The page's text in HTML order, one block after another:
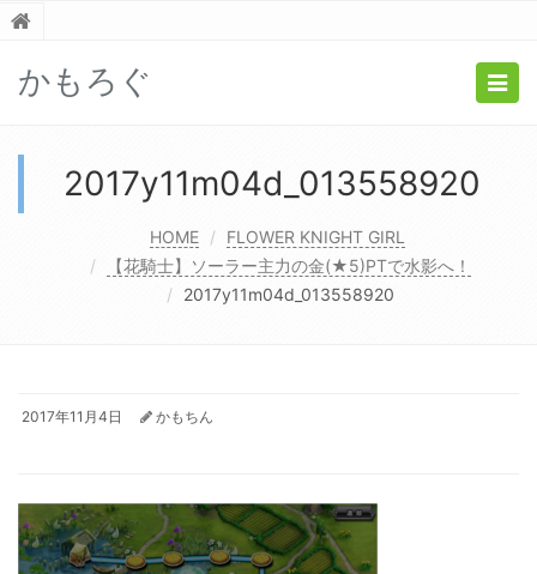
かもろぐ
2017y11m04d_013558920
HOME
FLOWER KNIGHT GIRL
【花騎士】ソーラー主力の金(★5)PTで水影へ！
2017y11m04d_013558920
2017年11月4日 かもちん